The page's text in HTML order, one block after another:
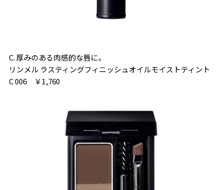
C. 厚みのある肉感的な唇に。
リンメル ラスティングフィニッシュオイルモイストティント
C 006 ￥1,760